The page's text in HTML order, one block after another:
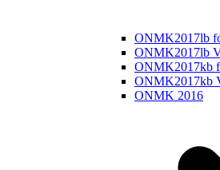
ONMK2017lb
ONMK2017lb
ONMK2017kb
ONMK2017kb
ONMK 2016